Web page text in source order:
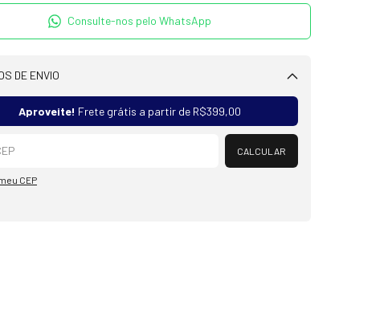
Consulte-nos pelo WhatsApp
DE ENVIO
Aproveite! Frete grátis a partir de R$399,00
CALCULAR
CEP